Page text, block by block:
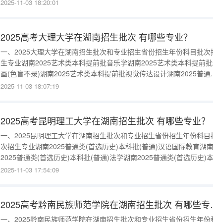
2025-11-03 18:20:01
2025高考大理大学在湖南招生批次 有哪些专业？
一、2025大理大学在湖南招生批次和专业招生省份招生年份科目批次
生专业湖南2025艺术类本科提前批音乐学湖南2025艺术类本科提前
画(色盲不录)湖南2025艺术类本科提前批视觉传达设计湖南2025普通
(首选历史)本科批(普通)汉语言文学湖南2025普通类(首选历史)本科批(
2025-11-03 18:07:19
2025高考昆明理工大学在湖南招生批次 有哪些专业？
一、2025昆明理工大学在湖南招生批次和专业招生省份招生年份科目
次招生专业湖南2025普通类(首选历史)本科批(普通)汉语国际教育湖南
2025普通类(首选历史)本科批(普通)法学湖南2025普通类(首选历史)
批(普通)城乡规划湖南2025普通类(首选历史)本科批(普通)风景园林湖南
2025-11-03 17:54:09
2025高考
一、2025黔南民族师范学院在湖南招生批次和专业招生省份招生年份